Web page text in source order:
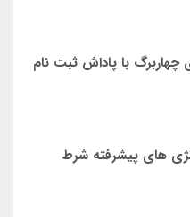
با پاداش ثبت‌ نام
های پیشرفته شرط